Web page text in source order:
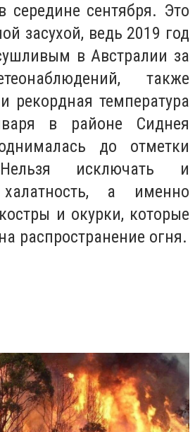
сентября. Это
засухой, ведь 2019 год
в Австралии за
также
рекордная температура
в районе Сиднея
до отметки
исключать и
халатность, а именно
и окурки, которые
распространение огня.